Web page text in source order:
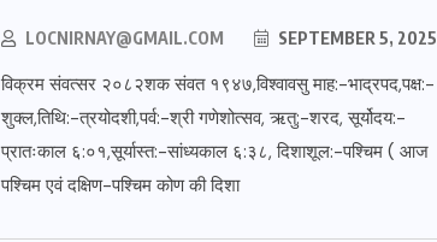
LOCNIRNAY@GMAIL.COM SEPTEMBER 5, 2025
विक्रम संवत्सर २०८२शक संवत १९४७,विश्वावसु माह:-भाद्रपद,पक्ष:-
शुक्ल,तिथि:-त्रयोदशी,पर्व:-श्री गणेशोत्सव, ऋतु:-शरद, सूर्योदय:-
प्रातःकाल ६:०१,सूर्यास्त:-सांध्यकाल ६:३८, दिशाशूल:-पश्चिम ( आज
पश्चिम एवं दक्षिण-पश्चिम कोण की दिशा